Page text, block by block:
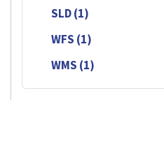
SLD (1)
WFS (1)
WMS (1)